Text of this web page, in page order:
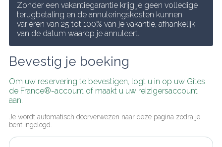
Zonder een vakantiegarantie krijg je geen volledige
terugbetaling en de annuleringskosten kunnen
variëren van 25 tot 100% van je vakantie, afhankelijk
van de datum waarop je annuleert.
Bevestig je boeking
Om uw reservering te bevestigen, logt u in op uw Gîtes
de France®-account of maakt u uw reizigersaccount
aan.
Je wordt automatisch doorverwezen naar deze pagina zodra je
bent ingelogd.